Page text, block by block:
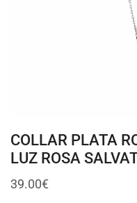
COLLAR PLATA
LUZ ROSA
39.00€